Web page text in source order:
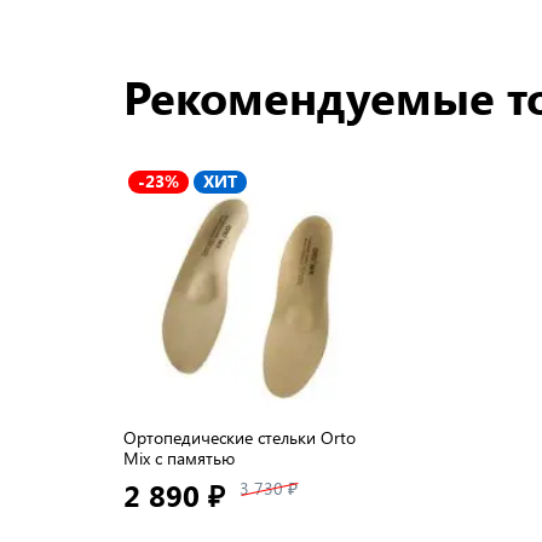
Рекомендуемые
-23% ХИТ
Ортопедические стельки Orto
Mix с памятью
2 890 ₽ 3 730 ₽